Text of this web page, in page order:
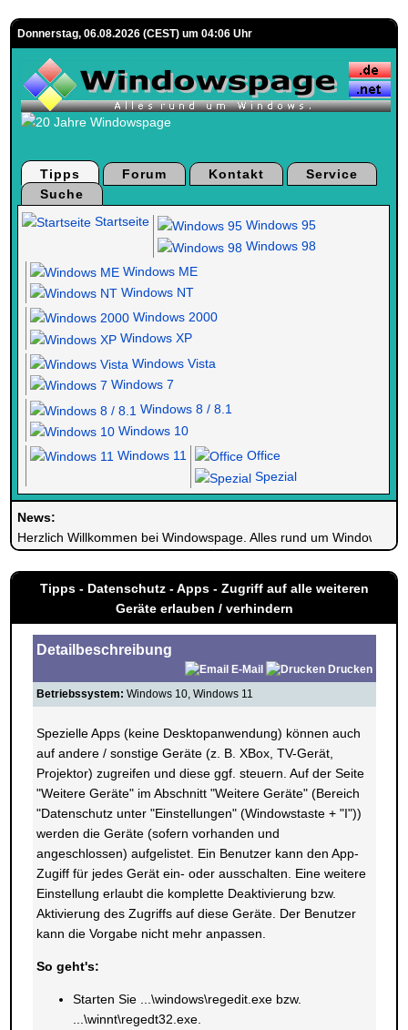
Donnerstag, 06.08.2026 (CEST) um 04:06 Uhr
Tipps Forum Kontakt
Service
Suche
Startseite
Windows 95
Windows 98
Windows ME
Windows NT
Windows 2000
Windows XP
Windows Vista
Windows 7
Windows 8 / 8.1
Windows 10
Windows 11
Office
Spezial
News:
Herzlich Willkommen bei Windowspage. Alles rund um Windows.
Tipps - Datenschutz - Apps - Zugriff auf alle weiteren
Geräte erlauben / verhindern
Detailbeschreibung
E-Mail
Drucken
Betriebssystem: Windows 10, Windows 11
Spezielle Apps (keine Desktopanwendung) können auch
auf andere / sonstige Geräte (z. B. XBox, TV-Gerät,
Projektor) zugreifen und diese ggf. steuern. Auf der Seite
"Weitere Geräte" im Abschnitt "Weitere Geräte" (Bereich
"Datenschutz unter "Einstellungen" (Windowstaste + "I"))
werden die Geräte (sofern vorhanden und
angeschlossen) aufgelistet. Ein Benutzer kann den App-
Zugiff für jedes Gerät ein- oder ausschalten. Eine weitere
Einstellung erlaubt die komplette Deaktivierung bzw.
Aktivierung des Zugriffs auf diese Geräte. Der Benutzer
kann die Vorgabe nicht mehr anpassen.
So geht's:
Starten Sie ...\windows\regedit.exe bzw.
...\winnt\regedt32.exe.